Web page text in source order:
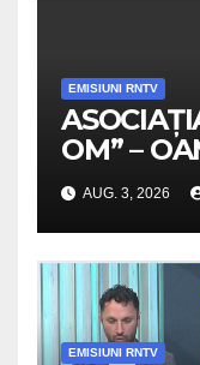
EMISIUNI RNTV
OM” –
/VIDEO
AUG. 3, 2026
EMISIUNI RNTV